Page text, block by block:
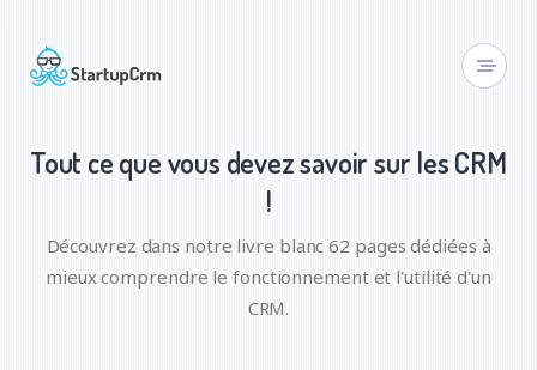
Tout ce que vous devez savoir sur les CRM
!
Découvrez dans notre livre blanc 62 pages dédiées à
mieux comprendre le fonctionnement et l'utilité d'un
CRM.